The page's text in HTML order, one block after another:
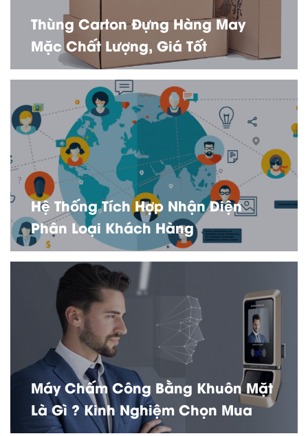
Thùng Carton Đựng Hàng May
Mặc Chất Lượng, Giá Tốt
Hệ Thống Tích Hợp Nhận Diện
Phân Loại Khách Hàng
Máy Chấm Công Bằng Khuôn Mặt
Là Gì ? Kinh Nghiệm Chọn Mua